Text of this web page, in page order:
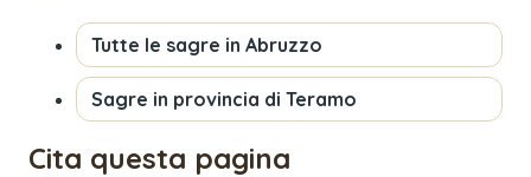
Tutte le sagre in Abruzzo
Sagre in provincia di Teramo
Cita questa pagina